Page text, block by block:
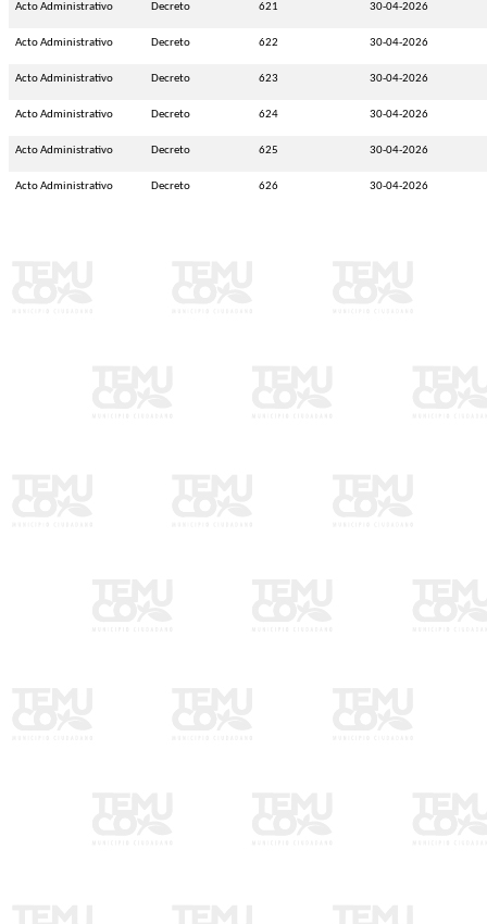
Acto Administrativo Decreto 621 30-04-2026
Acto Administrativo Decreto 622 30-04-2026
Acto Administrativo Decreto 623 30-04-2026
Acto Administrativo Decreto 624 30-04-2026
Acto Administrativo Decreto 625 30-04-2026
Acto Administrativo Decreto 626 30-04-2026